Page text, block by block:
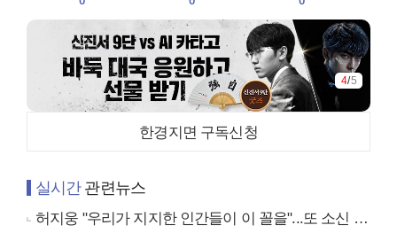
4/5
한경지면 구독신청
실시간관련뉴스
허지웅 "우리가 지지한 인간들이 이 꼴을"...또 소신 발언